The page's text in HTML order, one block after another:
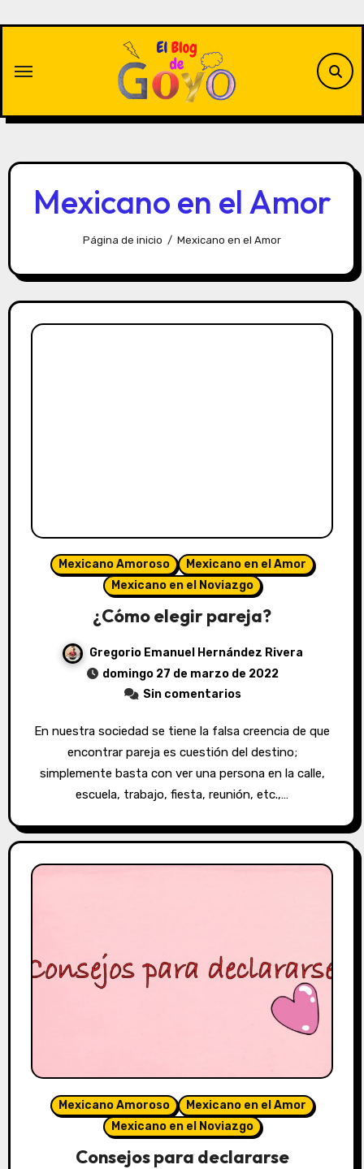
Mexicano en el Amor
Página de inicio Mexicano en el Amor
Mexicano Amoroso
Mexicano en el Amor
Mexicano en el Noviazgo
¿Cómo elegir pareja?
Gregorio Emanuel Hernández Rivera
domingo 27 de marzo de 2022
Sin comentarios
En nuestra sociedad se tiene la falsa creencia de que
encontrar pareja es cuestión del destino;
simplemente basta con ver una persona en la calle,
escuela, trabajo, fiesta, reunión, etc.,…
Mexicano Amoroso
Mexicano en el Amor
Mexicano en el Noviazgo
Consejos para declararse